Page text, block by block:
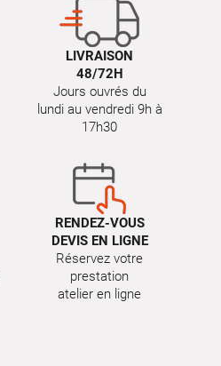
LIVRAISON
48/72H
Jours ouvrés du
lundi au vendredi 9h à
17h30
RENDEZ-VOUS
DEVIS EN LIGNE
Réservez votre
prestation
atelier en ligne